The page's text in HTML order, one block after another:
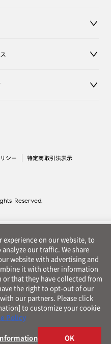
シー 特定商取引法表示
Reserved.
experience on our website, to
our traffic. We share
website with advertising and
it with other information
that they have collected from
the right to opt-out of our
our partners. Please click
to customize your cookie
Policy
OK